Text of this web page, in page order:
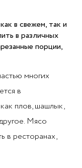
в свежем, так и
в различных
порции,
многих
в
плов, шашлык,
Мясо
в ресторанах,